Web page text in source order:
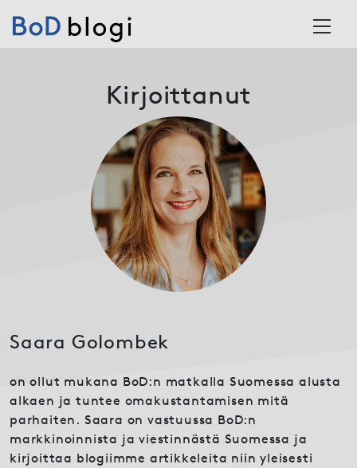
Main Navigation
Kirjoittanut
Saara Golombek
on ollut mukana BoD:n matkalla Suomessa alusta
alkaen ja tuntee omakustantamisen mitä
parhaiten. Saara on vastuussa BoD:n
markkinoinnista ja viestinnästä Suomessa ja
kirjoittaa blogiimme artikkeleita niin yleisesti